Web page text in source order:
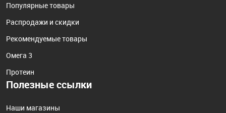
Популярные товары
Распродажи и скидки
Рекомендуемые товары
Омега 3
Протеин
Полезные ссылки
Наши магазины